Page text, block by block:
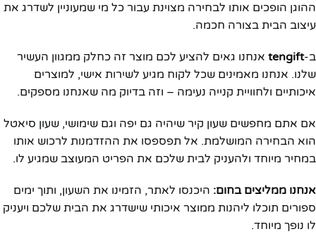
ההוגן הופכים אותו לבחירה מצוינת עבור כל מי שמעוניין לשדרג את
עיצוב הבית בצורה חכמה.
ב-tengift אנחנו גאים להציע לכם מוצר זה כחלק ממגוון העשיר
שלנו. אנחנו מאמינים שכל לקוח מגיע לשירות אישי, למוצרים
איכותיים ולחוויית קנייה נעימה – וזה בדיוק מה שאנחנו מספקים.
אם אתם מחפשים שעון קיר שיהיה גם יפה וגם שימושי, שעון סיאטל
הוא הבחירה המושלמת. אל תפספסו את ההזדמנות לרכוש אותו
במחיר מיוחד ולהעניק לבית שלכם את הפריט המעוצב שמגיע לו.
אנחנו ממליצים בחום: היכנסו לאתר, הזמינו את השעון, ותוך ימים
ספורים תוכלו ליהנות ממוצר איכותי שישדרג את הבית שלכם ויעניק
לו נופך מיוחד.